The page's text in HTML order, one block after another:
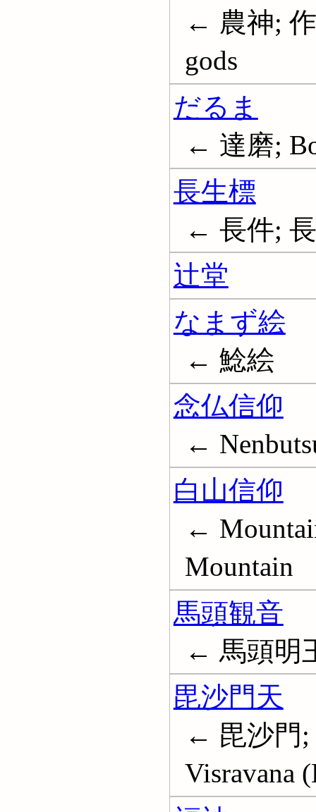
← 農神;
gods
だるま
← 達磨;
長生標
← 長件;
辻堂
なまず絵
← 鯰絵
念仏信仰
←
白山信仰
←
Mountain
馬頭観音
← 馬頭明
毘沙門天
← 毘沙門;
Visravana